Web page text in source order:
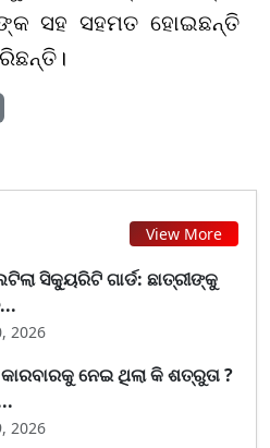
ସହ ସହମତ ହୋଇଛନ୍ତି
View More
ସିକ୍ୟୁରିଟି ଗାର୍ଡ: ଛାତ୍ରୀଙ୍କୁ
2026
ନେଇ ଥିଲା କି ଶତ୍ରୁତା ?
2026